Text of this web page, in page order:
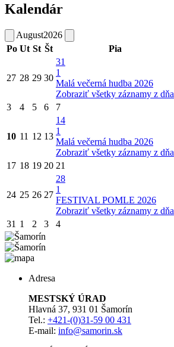
Kalendár
August2026
Po Ut St Št Pia
27 28 29 30
31
1
Malá večerná hudba 2026
Zobraziť všetky záznamy z dňa
3 4 5 6 7
10 11 12 13
14
1
Malá večerná hudba 2026
Zobraziť všetky záznamy z dňa
17 18 19 20 21
24 25 26 27
28
1
FESTIVAL POMLE 2026
Zobraziť všetky záznamy z dňa
31 1 2 3 4
Adresa
MESTSKÝ ÚRAD
Hlavná 37, 931 01 Šamorín
Tel.: +421-(0)31-59 00 431
E-mail: info@samorin.sk